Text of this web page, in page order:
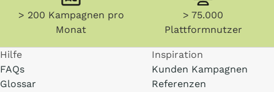
> 200 Kampagnen pro
Monat
> 75.000
Plattformnutzer
Hilfe
FAQs
Glossar
Inspiration
Kunden Kampagnen
Referenzen